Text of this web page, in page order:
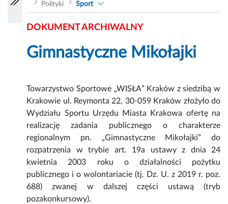
Polityki
Sport
DOKUMENT ARCHIWALNY
Gimnastyczne Mikołajki
Towarzystwo Sportowe „WISŁA” Kraków z siedzibą w
Krakowie ul. Reymonta 22, 30-059 Kraków złożyło do
Wydziału Sportu Urzędu Miasta Krakowa ofertę na
realizację zadania publicznego o charakterze
regionalnym pn. „Gimnastyczne Mikołajki” do
rozpatrzenia w trybie art. 19a ustawy z dnia 24
kwietnia 2003 roku o działalności pożytku
publicznego i o wolontariacie (tj. Dz. U. z 2019 r. poz.
688) zwanej w dalszej części ustawą (tryb
pozakonkursowy).